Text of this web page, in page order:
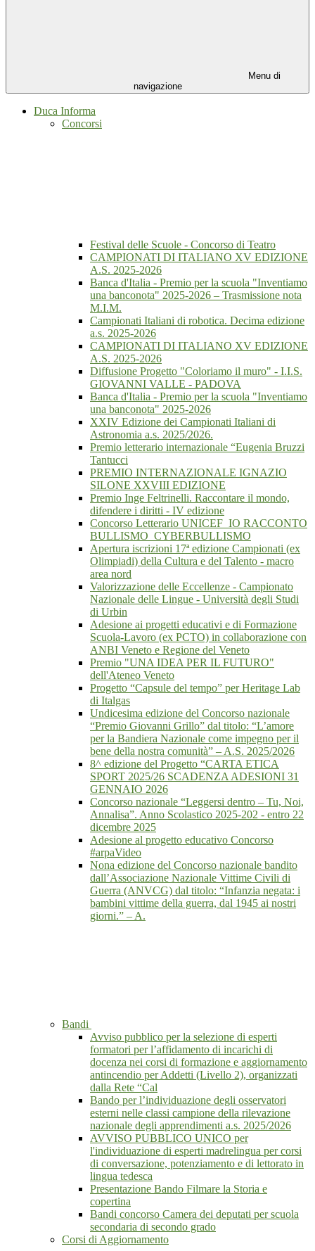
Menu di
navigazione
Duca Informa
Concorsi
Festival delle Scuole - Concorso di Teatro
CAMPIONATI DI ITALIANO XV EDIZIONE
A.S. 2025-2026
Banca d'Italia - Premio per la scuola "Inventiamo
una banconota" 2025-2026 – Trasmissione nota
M.I.M.
Campionati Italiani di robotica. Decima edizione
a.s. 2025-2026
CAMPIONATI DI ITALIANO XV EDIZIONE
A.S. 2025-2026
Diffusione Progetto "Coloriamo il muro" - I.I.S.
GIOVANNI VALLE - PADOVA
Banca d'Italia - Premio per la scuola "Inventiamo
una banconota" 2025-2026
XXIV Edizione dei Campionati Italiani di
Astronomia a.s. 2025/2026.
Premio letterario internazionale “Eugenia Bruzzi
Tantucci
PREMIO INTERNAZIONALE IGNAZIO
SILONE XXVIII EDIZIONE
Premio Inge Feltrinelli. Raccontare il mondo,
difendere i diritti - IV edizione
Concorso Letterario UNICEF_IO RACCONTO
BULLISMO_CYBERBULLISMO
Apertura iscrizioni 17ª edizione Campionati (ex
Olimpiadi) della Cultura e del Talento - macro
area nord
Valorizzazione delle Eccellenze - Campionato
Nazionale delle Lingue - Università degli Studi
di Urbin
Adesione ai progetti educativi e di Formazione
Scuola-Lavoro (ex PCTO) in collaborazione con
ANBI Veneto e Regione del Veneto
Premio "UNA IDEA PER IL FUTURO"
dell'Ateneo Veneto
Progetto “Capsule del tempo” per Heritage Lab
di Italgas
Undicesima edizione del Concorso nazionale
“Premio Giovanni Grillo” dal titolo: “L’amore
per la Bandiera Nazionale come impegno per il
bene della nostra comunità” – A.S. 2025/2026
8^ edizione del Progetto “CARTA ETICA
SPORT 2025/26 SCADENZA ADESIONI 31
GENNAIO 2026
Concorso nazionale “Leggersi dentro – Tu, Noi,
Annalisa”. Anno Scolastico 2025-202 - entro 22
dicembre 2025
Adesione al progetto educativo Concorso
#arpaVideo
Nona edizione del Concorso nazionale bandito
dall’Associazione Nazionale Vittime Civili di
Guerra (ANVCG) dal titolo: “Infanzia negata: i
bambini vittime della guerra, dal 1945 ai nostri
giorni.” – A.
Bandi
Avviso pubblico per la selezione di esperti
formatori per l’affidamento di incarichi di
docenza nei corsi di formazione e aggiornamento
antincendio per Addetti (Livello 2), organizzati
dalla Rete “Cal
Bando per l’individuazione degli osservatori
esterni nelle classi campione della rilevazione
nazionale degli apprendimenti a.s. 2025/2026
AVVISO PUBBLICO UNICO per
l'individuazione di esperti madrelingua per corsi
di conversazione, potenziamento e di lettorato in
lingua tedesca
Presentazione Bando Filmare la Storia e
copertina
Bandi concorso Camera dei deputati per scuola
secondaria di secondo grado
Corsi di Aggiornamento